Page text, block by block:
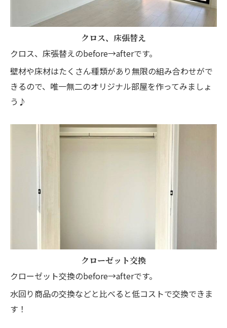
クロス、床張替え
クロス、床張替えのbefore→afterです。
壁材や床材はたくさん種類があり無限の組み合わせがで
きるので、唯一無二のオリジナル部屋を作ってみましょ
う♪
クローゼット交換
クローゼット交換のbefore→afterです。
水回り商品の交換などと比べると低コストで交換できま
す！